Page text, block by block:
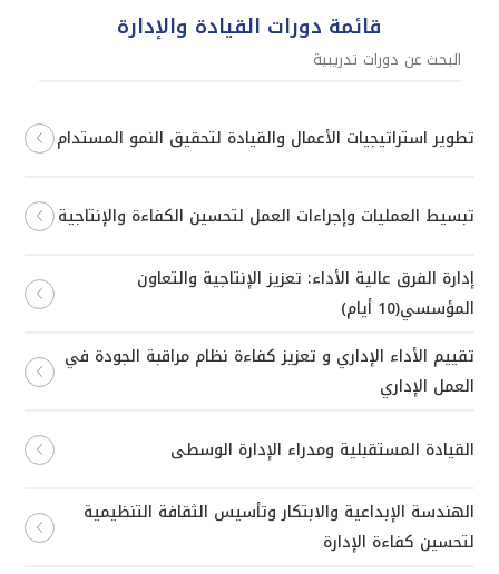
قائمة دورات القيادة والإدارة
تطوير استراتيجيات الأعمال والقيادة لتحقيق النمو المستدام
تبسيط العمليات وإجراءات العمل لتحسين الكفاءة والإنتاجية
إدارة الفرق عالية الأداء: تعزيز الإنتاجية والتعاون
المؤسسي(10 أيام)
تقييم الأداء الإداري و تعزيز كفاءة نظام مراقبة الجودة في
العمل الإداري
القيادة المستقبلية ومدراء الإدارة الوسطى
الهندسة الإبداعية والابتكار وتأسيس الثقافة التنظيمية
لتحسين كفاءة الإدارة